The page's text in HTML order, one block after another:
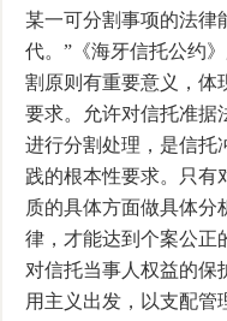
某一可分割事项的法律
代。”《海牙信托公约
割原则有重要意义，体
要求。允许对信托准据
进行分割处理，是信托
践的根本性要求。只有
质的具体方面做具体分
律，才能达到个案公正
对信托当事人权益的保
用主义出发，以支配管